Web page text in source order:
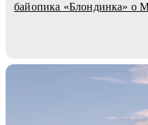
байопика «Блондинка» о